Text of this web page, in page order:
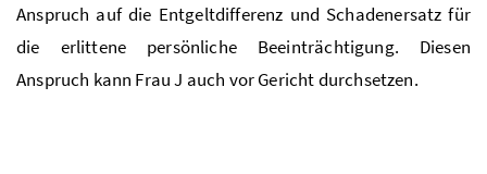
Anspruch auf die Entgeltdifferenz und Schadenersatz für
die erlittene persönliche Beeinträchtigung. Diesen
Anspruch kann Frau J auch vor Gericht durchsetzen.